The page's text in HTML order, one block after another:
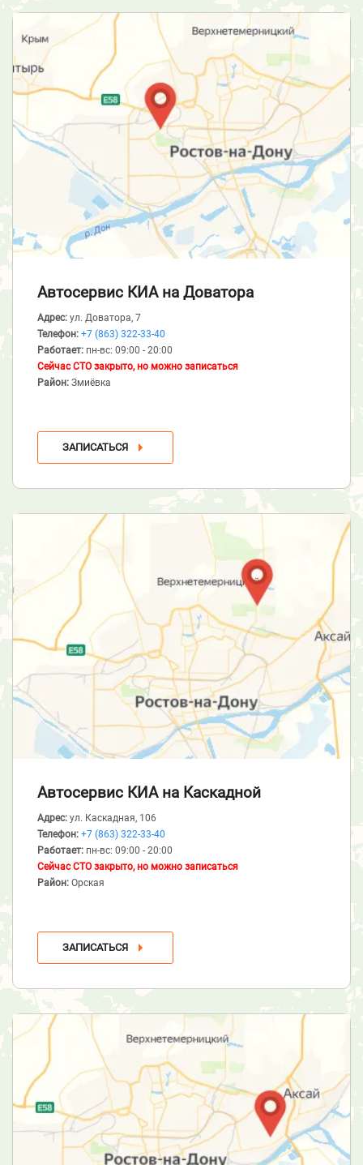
Автосервис КИА на Доватора
Адрес: ул. Доватора, 7
Телефон: +7 (863) 322-33-40
Работает: пн-вс: 09:00 - 20:00
Сейчас СТО закрыто, но можно записаться
Район: Змиёвка
ЗАПИСАТЬСЯ
Автосервис КИА на Каскадной
Адрес: ул. Каскадная, 106
Телефон: +7 (863) 322-33-40
Работает: пн-вс: 09:00 - 20:00
Сейчас СТО закрыто, но можно записаться
Район: Орская
ЗАПИСАТЬСЯ